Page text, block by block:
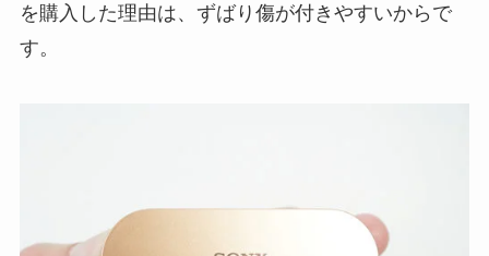
を購入した理由は、ずばり傷が付きやすいからで
す。